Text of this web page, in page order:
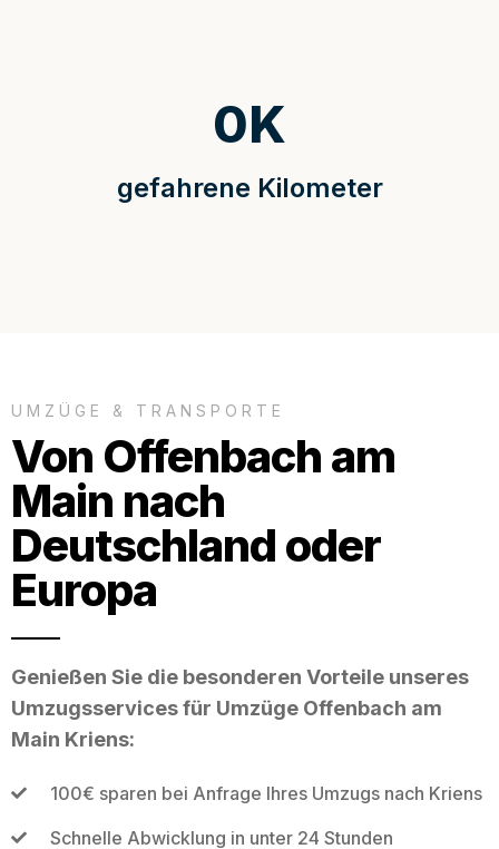
gefahrene Kilometer
0K
UMZÜGE & TRANSPORTE
Von Offenbach am
Main nach
Deutschland oder
Europa
Genießen Sie die besonderen Vorteile unseres
Umzugsservices für Umzüge Offenbach am
Main Kriens:
100€ sparen bei Anfrage Ihres Umzugs nach Kriens
Schnelle Abwicklung in unter 24 Stunden